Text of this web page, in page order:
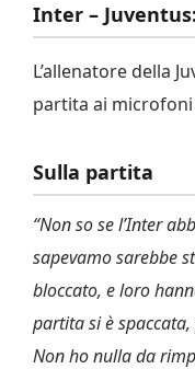
Inter –
L’allenatore della
partita ai
Sulla partita
“Non so se l’Inter
sapevamo sarebbe
bloccato, e loro
partita si è
Non ho nulla da